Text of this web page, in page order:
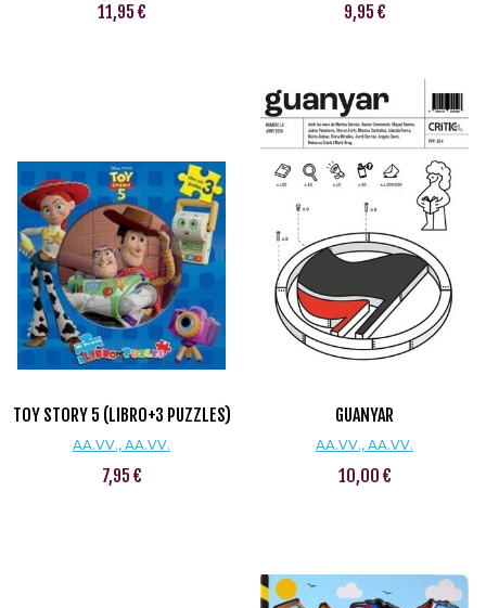
11,95 € 9,95 €
TOY STORY 5 (LIBRO+3 PUZZLES)
AA.VV., AA.VV.
7,95 €
GUANYAR
AA.VV., AA.VV.
10,00 €